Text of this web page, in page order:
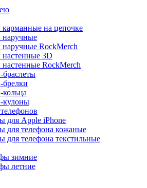
карманные на цепочке
наручные
наручные RockMerch
3D
RockMerch
браслеты
брелки
кулоны
для Apple iPhone
для телефона кожаные
для телефона текстильные
зимние
летние